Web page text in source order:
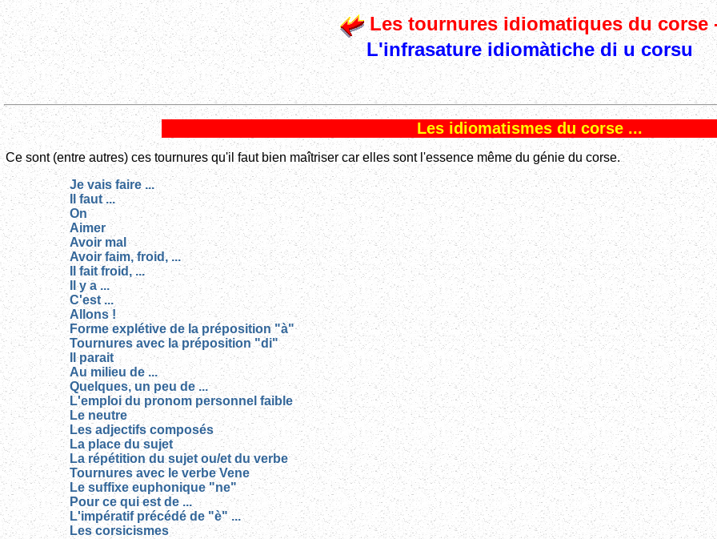
Les tournures idiomatiques du corse
L'infrasature idiomàtiche di u corsu
Les idiomatismes du corse ...
Ce sont (entre autres) ces tournures qu'il faut bien maîtriser car elles sont l'essence même du génie du corse.
Je vais faire ...
Il faut ...
On
Aimer
Avoir mal
Avoir faim, froid, ...
Il fait froid, ...
Il y a ...
C'est ...
Allons !
Forme explétive de la préposition "à"
Tournures avec la préposition "di"
Il parait
Au milieu de ...
Quelques, un peu de ...
L'emploi du pronom personnel faible
Le neutre
Les adjectifs composés
La place du sujet
La répétition du sujet ou/et du verbe
Tournures avec le verbe Vene
Le suffixe euphonique "ne"
Pour ce qui est de ...
L'impératif précédé de "è" ...
Les corsicismes